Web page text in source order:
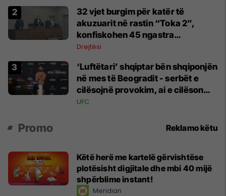
32 vjet burgim për katër të
akuzuarit në rastin “Toka 2”,
konfiskohen 45 ngastra
kadastrale
Drejtësi
‘Luftëtari’ shqiptar bën shqiponjën
në mes të Beogradit - serbët e
cilësojnë provokim, ai e cilëson
simbol të identitetit
UFC
Promo Reklamo këtu
Këtë herë me kartelë gërvishtëse
plotësisht digjitale dhe mbi 40 mijë
shpërblime instant!
Meridian